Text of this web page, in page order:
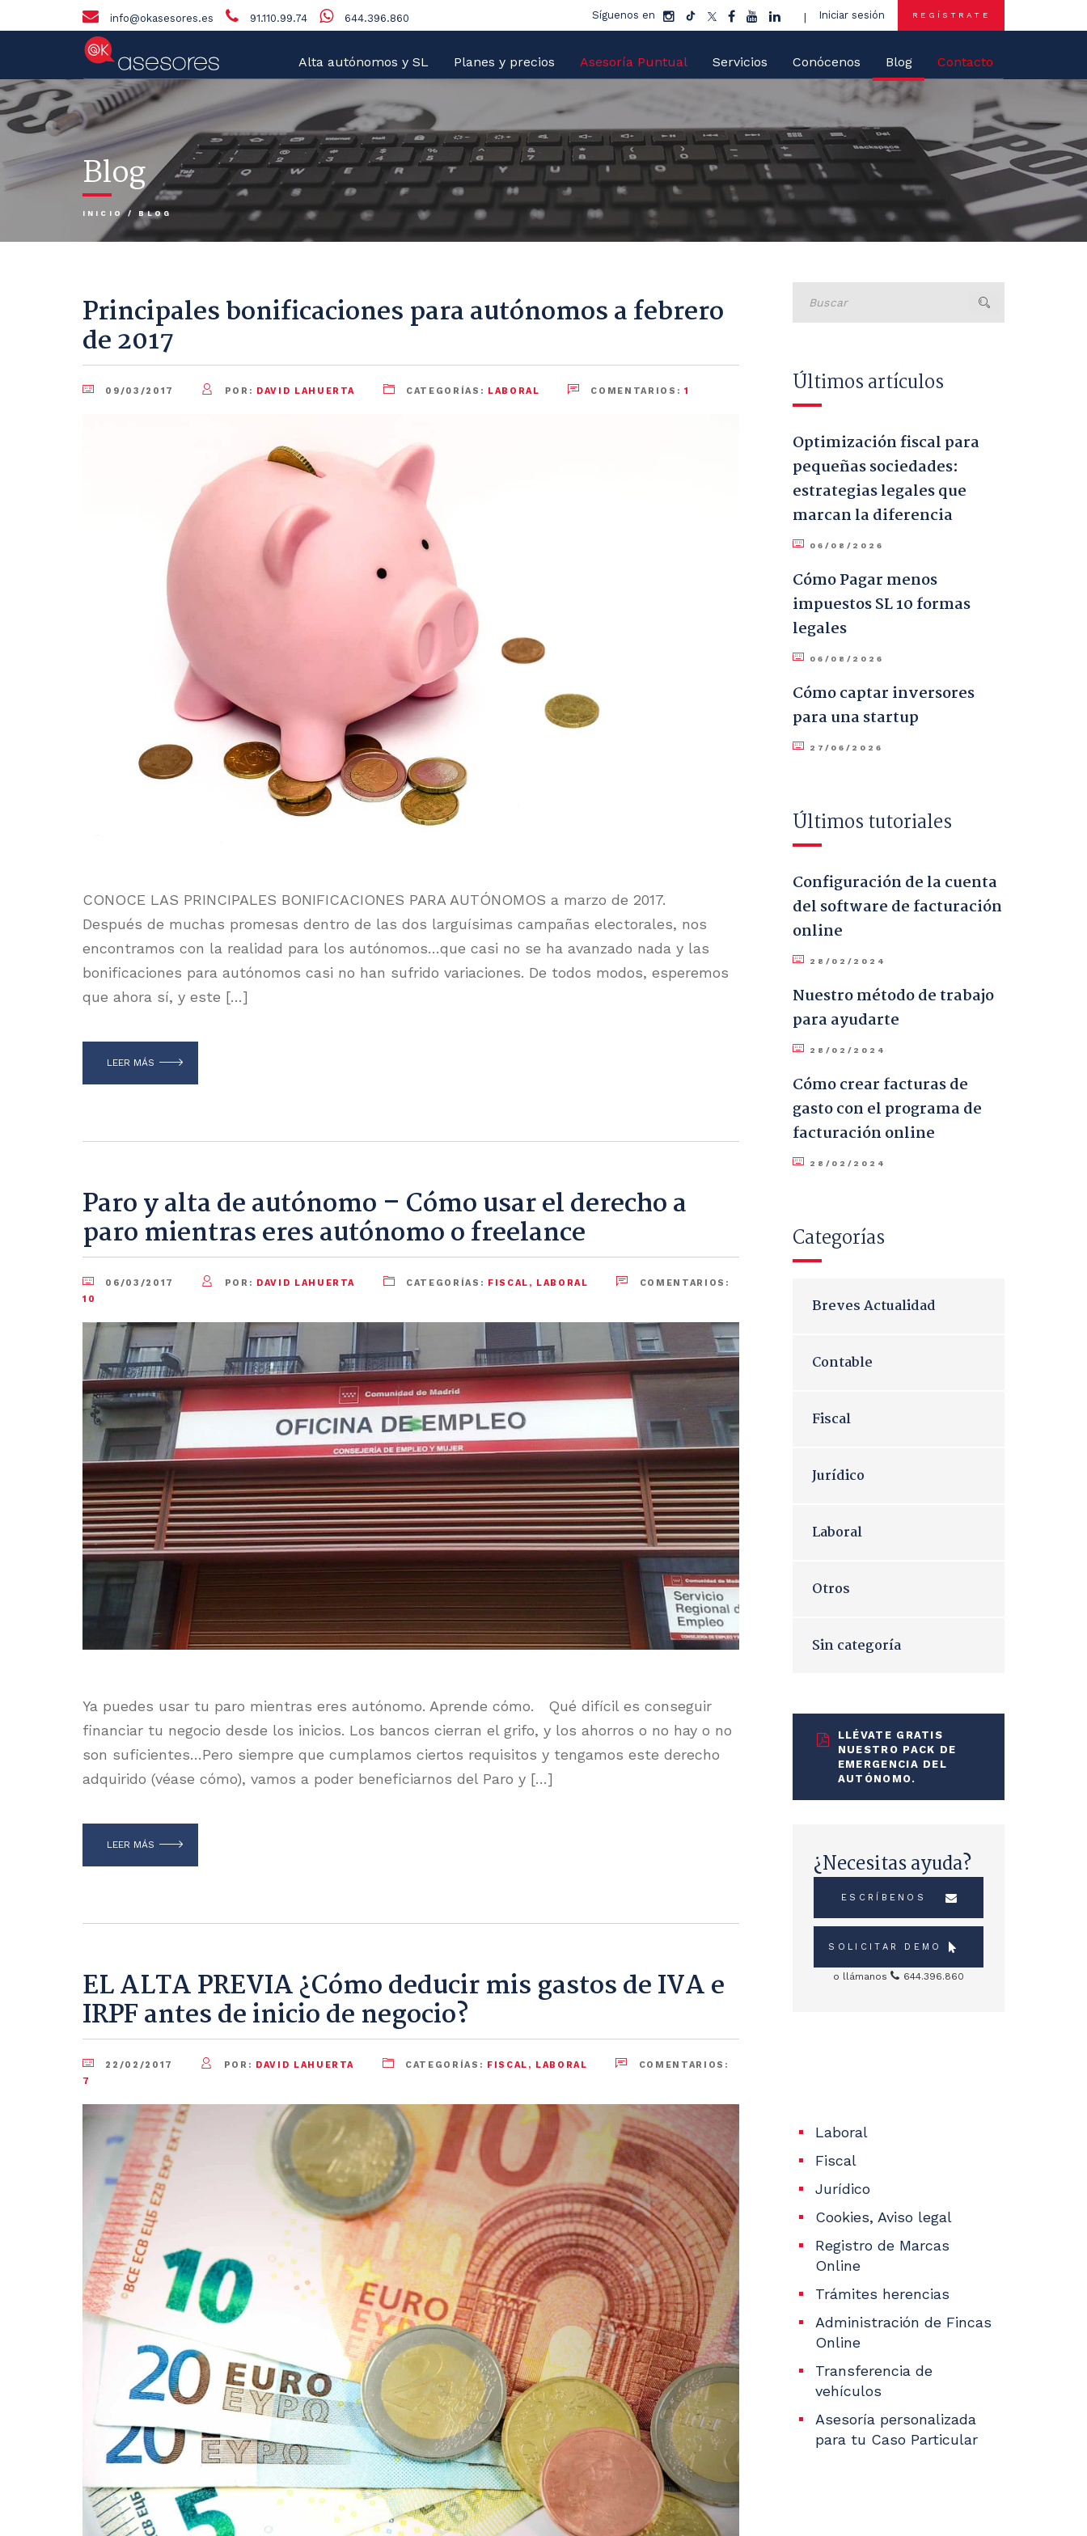
info@okasesores.es 91.110.99.74 644.396.860 Síguenos en Iniciar sesión REGÍSTRATE
Alta autónomos y SL Planes y precios Asesoría Puntual Servicios Conócenos Blog Contacto
Blog
INICIO/ BLOG
Principales bonificaciones para autónomos a febrero
de 2017
09/03/2017 POR: DAVID LAHUERTA CATEGORÍAS: LABORAL COMENTARIOS: 1
CONOCE LAS PRINCIPALES BONIFICACIONES PARA AUTÓNOMOS a marzo de 2017.
Después de muchas promesas dentro de las dos larguísimas campañas electorales, nos
encontramos con la realidad para los autónomos…que casi no se ha avanzado nada y las
bonificaciones para autónomos casi no han sufrido variaciones. De todos modos, esperemos
que ahora sí, y este […]
LEER MÁS
Paro y alta de autónomo – Cómo usar el derecho a
paro mientras eres autónomo o freelance
06/03/2017 POR: DAVID LAHUERTA CATEGORÍAS: FISCAL , LABORAL
COMENTARIOS:
10
Ya puedes usar tu paro mientras eres autónomo. Aprende cómo. Qué difícil es conseguir
financiar tu negocio desde los inicios. Los bancos cierran el grifo, y los ahorros o no hay o no
son suficientes…Pero siempre que cumplamos ciertos requisitos y tengamos este derecho
adquirido (véase cómo), vamos a poder beneficiarnos del Paro y […]
LEER MÁS
EL ALTA PREVIA ¿Cómo deducir mis gastos de IVA e
IRPF antes de inicio de negocio?
22/02/2017 POR: DAVID LAHUERTA CATEGORÍAS: FISCAL , LABORAL
COMENTARIOS:
7
Últimos artículos
Optimización fiscal para
pequeñas sociedades:
estrategias legales que
marcan la diferencia
06/08/2026
Cómo Pagar menos
impuestos SL 10 formas
legales
06/08/2026
Cómo captar inversores
para una startup
27/06/2026
Últimos tutoriales
Configuración de la cuenta
del software de facturación
online
28/02/2024
Nuestro método de trabajo
para ayudarte
28/02/2024
Cómo crear facturas de
gasto con el programa de
facturación online
28/02/2024
Categorías
Breves Actualidad
Contable
Fiscal
Jurídico
Laboral
Otros
Sin categoría
LLÉVATE GRATIS
NUESTRO PACK DE
EMERGENCIA DEL
AUTÓNOMO.
¿Necesitas ayuda?
ESCRÍBENOS
SOLICITAR DEMO
o llámanos 644.396.860
Laboral
Fiscal
Jurídico
Cookies, Aviso legal
Registro de Marcas
Online
Trámites herencias
Administración de Fincas
Online
Transferencia de
vehículos
Asesoría personalizada
para tu Caso Particular